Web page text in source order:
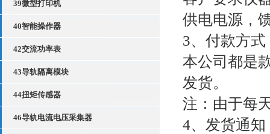
39微型打印机
40智能操作器
42交流功率表
43导轨隔离模块
44扭矩传感器
46导轨电流电压采集器
供电电源，
3、付款方式
本公司都是
发货。
注：由于每
4、发货通知